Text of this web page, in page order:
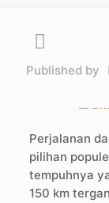
Published by
Perjalanan
pilihan
tempuhnya
150 km